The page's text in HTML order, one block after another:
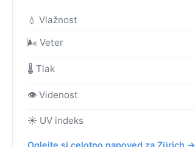
💧 Vlažnost
🌬️ Veter
🌡️ Tlak
👁️ Videnost
☀️ UV indeks
Oglejte si celotno napoved za Zürich →